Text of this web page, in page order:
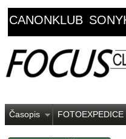
CANONKLUB
Časopis FOTOEXPEDICE